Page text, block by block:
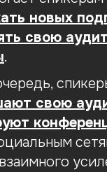
новых
свою
.
свою